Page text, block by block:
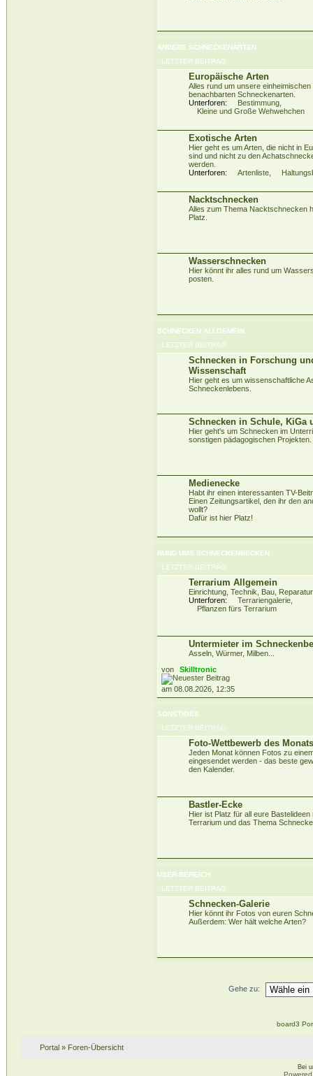
ANDERE SCHNECKENARTEN
LETZTER BEITRAG
Europäische Arten
Alles rund um unsere einheimischen
benachbarten Schneckenarten.
Unterforen:
Bestimmung,
Kleine und Große Wehwehchen
Exotische Arten
Hier geht es um Arten, die nicht in
sind und nicht zu den
werden.
Unterforen:
Artenliste,
Nacktschnecken
Alles zum Thema Nacktschnecken
Platz.
Wasserschnecken
Hier könnt ihr alles rund um
posten.
SCHNECKEN ALLGEMEIN
LETZTER BEITRAG
Schnecken in Forschung
Wissenschaft
Hier geht es um wissenschaftliche
Schneckenlebens.
Schnecken in Schule, KiGa
Hier geht's um Schnecken im
sonstigen pädagogischen Projekten.
Medienecke
Habt ihr einen interessanten TV-
Einen Zeitungsartikel, den ihr den
wollt?
Dafür ist hier Platz!
RUND UMS SCHNECKENBECKEN
LETZTER BEITRAG
Terrarium Allgemein
Einrichtung, Technik, Bau, Reparatur
Unterforen:
Terrariengalerie,
Pflanzen fürs Terrarium
Untermieter im
Asseln, Würmer, Milben...
von
Skilltronic
am 08.08.2026, 12:35
SONSTIGES
LETZTER BEITRAG
Foto-Wettbewerb des Monats
Jeden Monat können Fotos zu
eingesendet werden - das beste
den Kalender.
Bastler-Ecke
Hier ist Platz für all eure Bastelideen
Terrarium und das Thema
USER-BEREICH
LETZTER BEITRAG
Schnecken-Galerie
Hier könnt ihr Fotos von euren
Außerdem: Wer hält welche Arten?
Gehe zu:
board3
Portal» Foren-Übersicht
Bei